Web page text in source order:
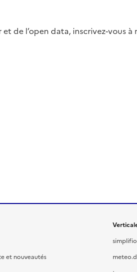
de l’open data, inscrivez-vous
et nouveautés